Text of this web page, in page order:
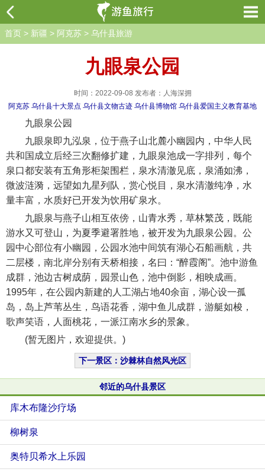
首页 > 新疆 > 阿克苏 > 乌什县旅游
九眼泉公园
时间：2022-09-08 发布者：人海深拥
阿克苏 乌什县十大景点 乌什县文物古迹 乌什县博物馆 乌什县爱国主义教育基地
九眼泉公园
九眼泉即九泓泉，位于燕子山北麓小幽园内，中华人民
共和国成立后经三次翻修扩建，九眼泉池成一字排列，每个
泉口都安装有五角形柜架围栏，泉水清澈见底，泉涌如沸，
微波涟漪，远望如九星列队，赏心悦目，泉水清澈纯净，水
量丰富，水质好已开发为饮用矿泉水。
九眼泉与燕子山相互依傍，山青水秀，草林繁茂，既能
游水又可登山，为夏季避署胜地，被开发为九眼泉公园。公
园中心部位有小幽园，公园水池中间筑有湖心石船画航，共
二层楼，南北岸分别有天桥相接，名曰：“醉霞阁”。池中游鱼
成群，池边古树成荫，园景山色，池中倒影，相映成画。
1995年，在公园内新建的人工湖占地40余亩，湖心设一孤
岛，岛上芦苇丛生，鸟语花香，湖中鱼儿成群，游艇如梭，
歌声笑语，人面桃花，一派江南水乡的景象。
(暂无图片，欢迎提供。)
下一景区：沙棘林自然风光区
邻近的乌什县景区
库木布隆沙疗场
柳树泉
奥特贝希水上乐园